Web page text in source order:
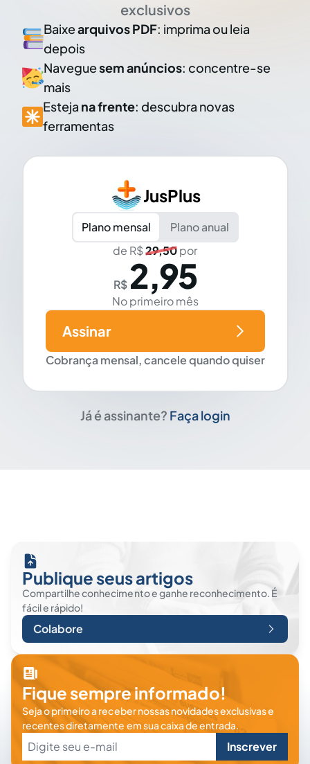
exclusivos
Baixearquivos PDF: imprima ou leia
depois
Naveguesem anúncios: concentre-se
mais
Esteja na frente: descubra novas
ferramentas
JusPlus
Plano mensal
Plano anual
de R$29,50por
R$ 2,95
No primeiro mês
Cobrança mensal, cancele quando quiser
Assinar
Já é assinante? Faça login
Publique seus artigos
Compartilhe conhecimento e ganhe reconhecimento. É
fácil e rápido!
Colabore
Fique sempre informado!
Seja o primeiro a receber nossas novidades exclusivas e
recentes diretamente em sua caixa de entrada.
Inscrever